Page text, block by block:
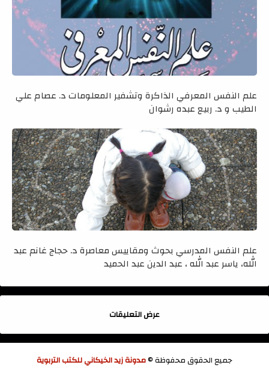
علم النفس المعرفي الذاكرة وتشفير المعلومات د. عصام علي
الطيب و د. ربيع عبده رشوان
علم النفس المدرسي بحوث ومقاييس معاصرة د. حجاج غانم عبد
الله، ياسر عبد الله ، عبد الدين عبد الحميد
عرض التعليقات
جميع الحقوق محفوظة ©مدونة زيد الخيكاني للكتب التربوية